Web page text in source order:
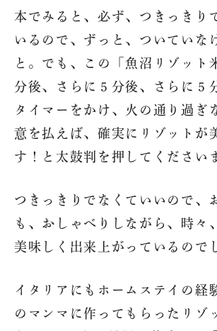
法人概要
本でみると、必ず、つきっきり
いるので、ずっと、ついていな
と。でも、この「魚沼リゾット
分後、さらに５分後、さらに５
タイマーをかけ、火の通り過ぎ
意を払えば、確実にリゾットが
す！と太鼓判を押してください
つきっきりでなくていいので、
も、おしゃべりしながら、時々
美味しく出来上がっているので
イタリアにもホームステイの経
のマンマに作ってもらったリゾ